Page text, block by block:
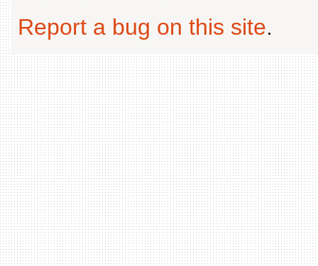
Report a bug on this site.